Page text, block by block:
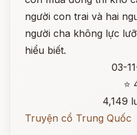
người con trai và hai
người cha không lực
hiểu biết.
03-
⭐
4,149
Truyện cổ Trung Quốc